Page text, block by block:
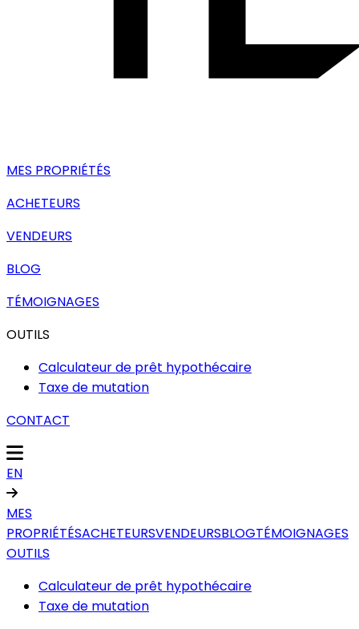
MES PROPRIÉTÉS
ACHETEURS
VENDEURS
BLOG
TÉMOIGNAGES
OUTILS
Calculateur de prêt hypothécaire
Taxe de mutation
CONTACT
EN
MES
PROPRIÉTÉSACHETEURSVENDEURSBLOGTÉMOIGNAGES
OUTILS
Calculateur de prêt hypothécaire
Taxe de mutation